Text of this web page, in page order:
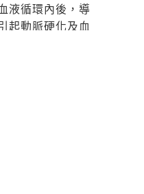
液循環內後，導
起動脈硬化及血